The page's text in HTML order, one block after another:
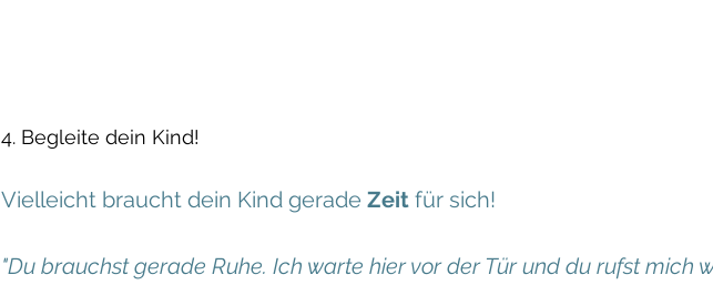
4. Begleite dein Kind!
Vielleicht braucht dein Kind gerade Zeit für sich!
"Du brauchst gerade Ruhe. Ich warte hier vor der Tür und du rufst mich